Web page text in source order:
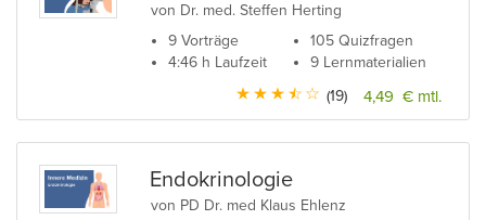
von Dr. med. Steffen Herting
9 Vorträge
4:46 h Laufzeit
105 Quizfragen
9 Lernmaterialien
4,49 € mtl.
(19)
Endokrinologie
von PD Dr. med Klaus Ehlenz